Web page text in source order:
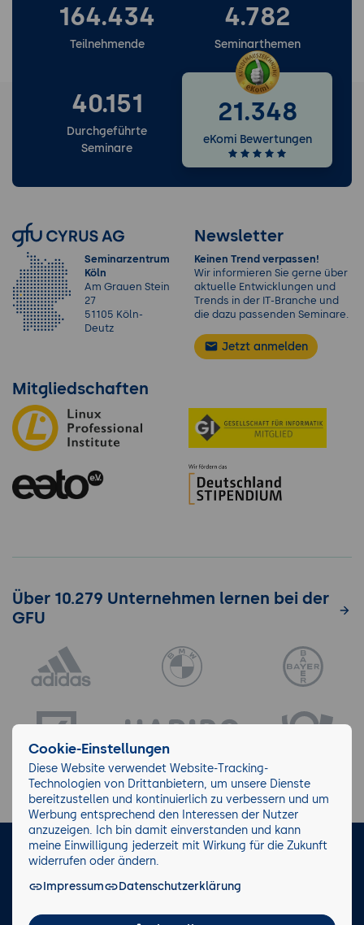
164.434
Teilnehmende
4.782
Seminarthemen
40.151
Durchgeführte
Seminare
21.348
eKomi Bewertungen
Seminarzentrum
Köln
Am Grauen Stein
27
51105 Köln-
Deutz
Newsletter
Keinen Trend verpassen!
Wir informieren Sie gerne über
aktuelle Entwicklungen und
Trends in der IT-Branche und
die dazu passenden Seminare.
Jetzt anmelden
Mitgliedschaften
Über 10.279 Unternehmen lernen bei der
GFU
LinkedIn Facebook
Cookie-Einstellungen
Diese Website verwendet Website-Tracking-
Technologien von Drittanbietern, um unsere Dienste
bereitzustellen und kontinuierlich zu verbessern und um
Werbung entsprechend den Interessen der Nutzer
anzuzeigen. Ich bin damit einverstanden und kann
meine Einwilligung jederzeit mit Wirkung für die Zukunft
widerrufen oder ändern.
Impressum
Datenschutzerklärung